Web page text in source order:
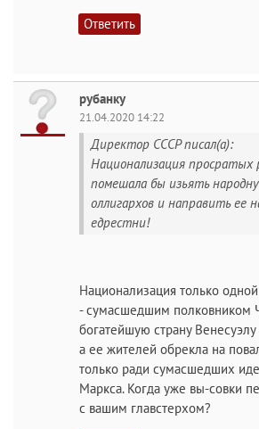
Ответить
рубанку
21.04.2020 14:22
Директор СССР писал(а):
Национализация просратых
помешала бы изьять
оллигархов и направить ее
едрестни!
Национализация только
- сумасшедшим полковником
богатейшую страну
а ее жителей обрекла на
только ради сумасшедших
Маркса. Когда уже вы-совки
с вашим главстерхом?